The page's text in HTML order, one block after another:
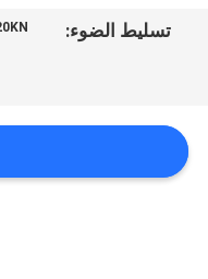
اقتباس
تسليط الضوء: